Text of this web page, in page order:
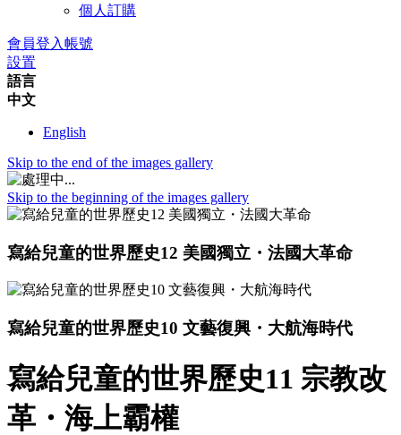
個人訂購
會員登入帳號
設置
語言
中文
English
Skip to the end of the images gallery
Skip to the beginning of the images gallery
寫給兒童的世界歷史12 美國獨立・法國大革命
寫給兒童的世界歷史10 文藝復興・大航海時代
寫給兒童的世界歷史11 宗教改
革・海上霸權